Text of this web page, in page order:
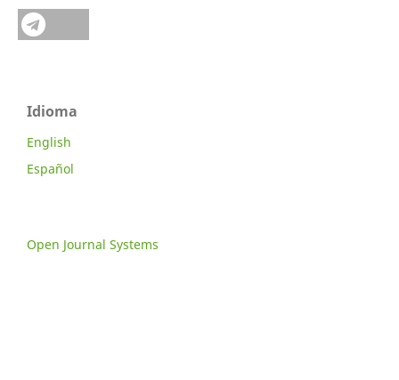
Idioma
English
Español
Open Journal Systems